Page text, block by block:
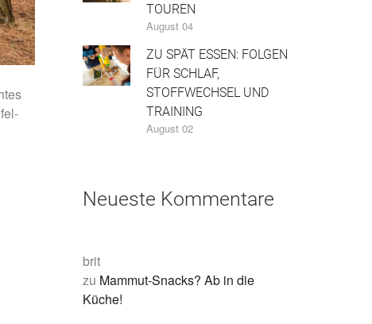
TOUREN
August 04
ZU SPÄT ESSEN: FOLGEN
FÜR SCHLAF,
STOFFWECHSEL UND
TRAINING
August 02
Neueste Kommentare
brit
zu Mammut-Snacks? Ab in die
Küche!